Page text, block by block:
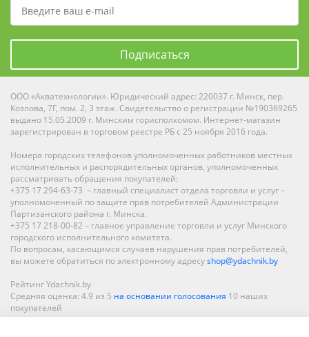
Подписаться
ООО «Акватехнологии». Юридический адрес: 220037 г. Минск, пер.
Козлова, 7Г, пом. 2, 3 этаж. Свидетельство о регистрации №190369265
выдано 15.05.2009 г. Минским горисполкомом. Интернет-магазин
зарегистрирован в торговом реестре РБ с 25 ноября 2016 года.
Номера городских телефонов уполномоченных работников местных
исполнительных и распорядительных органов, уполномоченных
рассматривать обращения покупателей:
+375 17 294-63-73 – главный специалист отдела торговли и услуг –
уполномоченный по защите прав потребителей Администрации
Партизанского района г. Минска.
+375 17 218-00-82 – главное управление торговли и услуг Минского
городского исполнительного комитета.
По вопросам, касающимся случаев нарушения прав потребителей,
вы можете обратиться по электронному адресуshop@ydachnik.by
Рейтинг Ydachnik.by
Средняя оценка: 4.9 из 5 на основании голосования 10 наших
покупателей